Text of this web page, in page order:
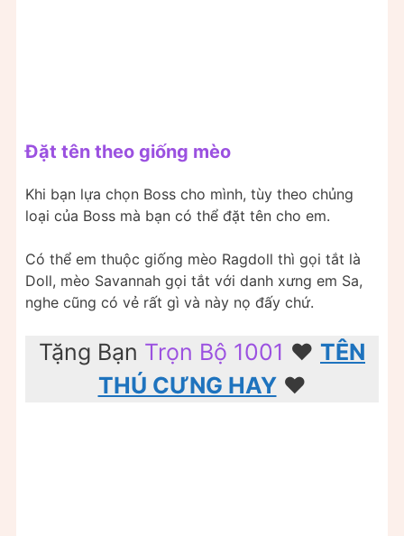
Đặt tên theo giống mèo
Khi bạn lựa chọn Boss cho mình, tùy theo chủng
loại của Boss mà bạn có thể đặt tên cho em.
Có thể em thuộc giống mèo Ragdoll thì gọi tắt là
Doll, mèo Savannah gọi tắt với danh xưng em Sa,
nghe cũng có vẻ rất gì và này nọ đấy chứ.
Tặng Bạn Trọn Bộ 1001 ♥️ TÊN
THÚ CƯNG HAY♥️